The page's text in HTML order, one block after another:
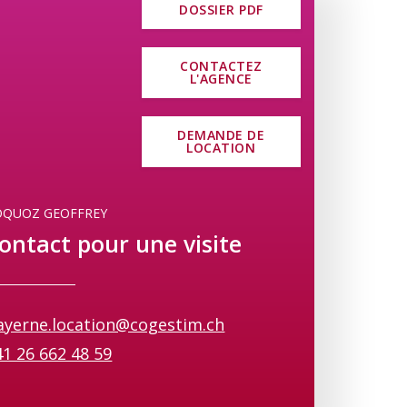
DOSSIER PDF
CONTACTEZ
L'AGENCE
DEMANDE DE
LOCATION
GEOFFREY
pour une visite
26 662 48 59